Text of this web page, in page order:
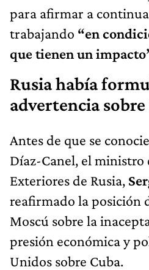
para afirmar a
trabajando “en
que tienen un
Rusia había
advertencia sobre
Antes de que se
Díaz-Canel, el ministro
Exteriores de Rusia,
reafirmado la posición
Moscú sobre la
presión económica y
Unidos sobre Cuba.